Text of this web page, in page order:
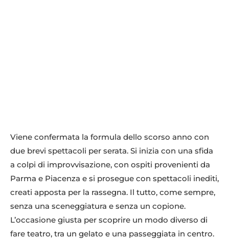
Viene confermata la formula dello scorso anno con
due brevi spettacoli per serata. Si inizia con una sfida
a colpi di improvvisazione, con ospiti provenienti da
Parma e Piacenza e si prosegue con spettacoli inediti,
creati apposta per la rassegna. Il tutto, come sempre,
senza una sceneggiatura e senza un copione.
L’occasione giusta per scoprire un modo diverso di
fare teatro, tra un gelato e una passeggiata in centro.